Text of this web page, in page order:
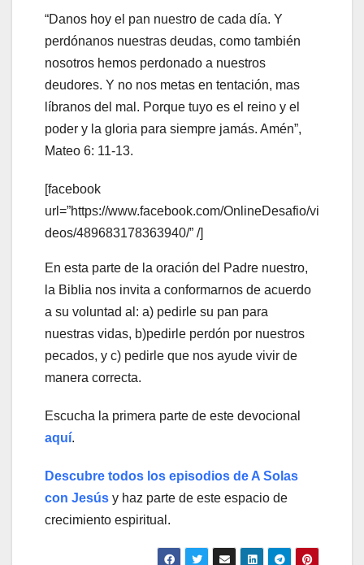
“Danos hoy el pan nuestro de cada día. Y
perdónanos nuestras deudas, como también
nosotros hemos perdonado a nuestros
deudores. Y no nos metas en tentación, mas
líbranos del mal. Porque tuyo es el reino y el
poder y la gloria para siempre jamás. Amén”,
Mateo 6: 11-13.
[facebook
url=”https://www.facebook.com/OnlineDesafio/vi
deos/489683178363940/” /]
En esta parte de la oración del Padre nuestro,
la Biblia nos invita a conformarnos de acuerdo
a su voluntad al: a) pedirle su pan para
nuestras vidas, b)pedirle perdón por nuestros
pecados, y c) pedirle que nos ayude vivir de
manera correcta.
Escucha la primera parte de este devocional
aquí.
Descubre todos los episodios de A Solas
con Jesús y haz parte de este espacio de
crecimiento espiritual.